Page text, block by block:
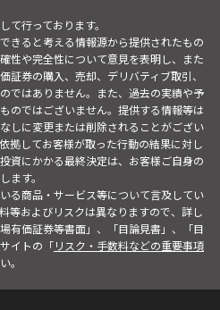
て行っております。
きると考える情報源から提供されたもの
性や完全性について意見を表明し、また
証券の購入、売却、デリバティブ取引、
ではありません。また、過去の実績や予
のではございません。提供する情報等は
しに変更または削除されることがござい
拠してお客様が取った行動の結果に対し
資にかかる最終決定は、お客様ご自身の
ます。
る商品・サービス等について言及してい
等およびリスクは異なりますので、詳し
有価証券等書面」、「目論見書」、「目
イトの「リスク・手数料などの重要事項
。